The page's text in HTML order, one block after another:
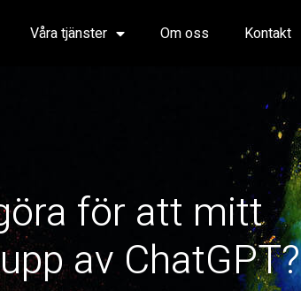
Våra tjänster Om oss Kontakt
för att mitt
av ChatGPT?